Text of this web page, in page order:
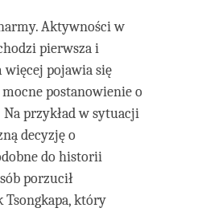
Aktywności w
pierwsza i
więcej pojawia się
postanowienie o
przykład w sytuacji
decyzję o
do historii
porzucił
który